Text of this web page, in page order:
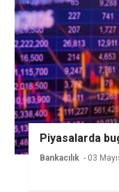
Piyasalarda
Bankacılık - 03